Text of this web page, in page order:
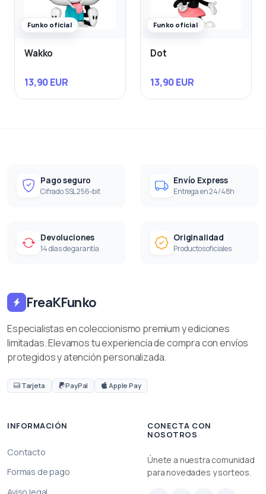
Funko oficial
Wakko
13,90 EUR
Funko oficial
Dot
13,90 EUR
Pago seguro
Cifrado SSL 256-bit
Envío Express
Entrega en 24/48h
Devoluciones
14 días de garantía
Originalidad
Productos oficiales
FreaKFunko
Especialistas en coleccionismo premium y ediciones
limitadas. Elevamos tu experiencia de compra con envíos
protegidos y atención personalizada.
Tarjeta PayPal Apple Pay
INFORMACIÓN
Contacto
Formas de pago
CONECTA CON
NOSOTROS
Únete a nuestra comunidad
para novedades y sorteos.